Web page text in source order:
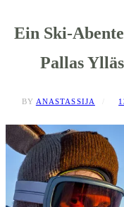
Ein Ski-
Pallas
BY ANASTASSIJA